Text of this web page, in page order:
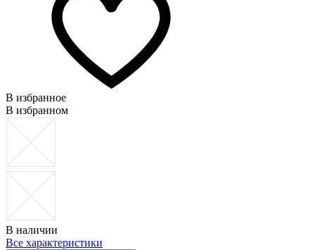
В избранное
В избранном
В наличии
Все характеристики